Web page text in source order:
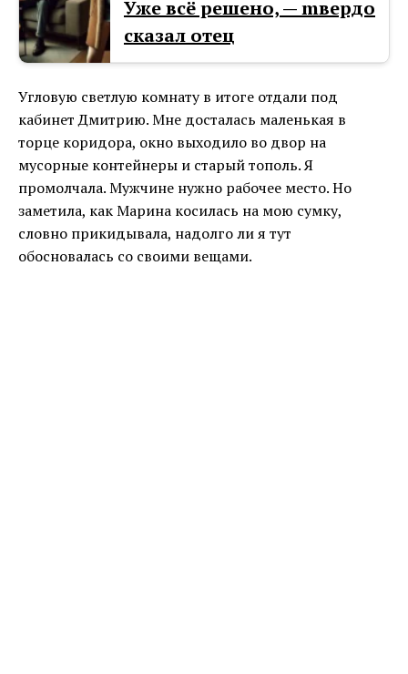
Уже всё решено, — mвердо
сказал отец
Угловую светлую комнату в итоге отдали под
кабинет Дмитрию. Мне досталась маленькая в
торце коридора, окно выходило во двор на
мусорные контейнеры и старый тополь. Я
промолчала. Мужчине нужно рабочее место. Но
заметила, как Марина косилась на мою сумку,
словно прикидывала, надолго ли я тут
обосновалась со своими вещами.